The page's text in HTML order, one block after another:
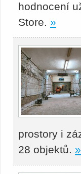
hodnocení
Store. »
prostory i
28 objektů. »